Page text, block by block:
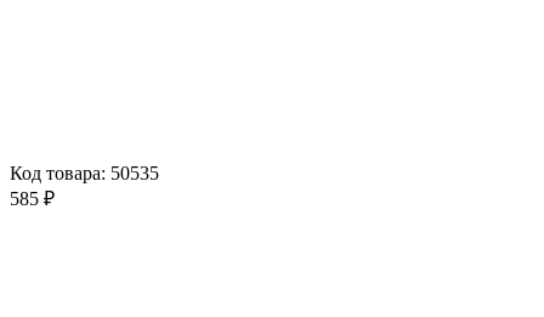
Код товара: 50535
585 ₽